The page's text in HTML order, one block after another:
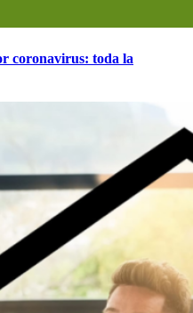
coronavirus: toda la